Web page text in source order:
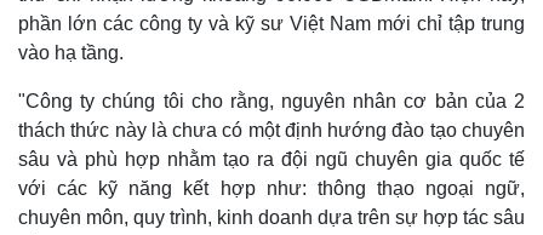
phần lớn các công ty và kỹ sư Việt Nam mới chỉ tập trung
vào hạ tầng.
"Công ty chúng tôi cho rằng, nguyên nhân cơ bản của 2
thách thức này là chưa có một định hướng đào tạo chuyên
sâu và phù hợp nhằm tạo ra đội ngũ chuyên gia quốc tế
với các kỹ năng kết hợp như: thông thạo ngoại ngữ,
chuyên môn, quy trình, kinh doanh dựa trên sự hợp tác sâu